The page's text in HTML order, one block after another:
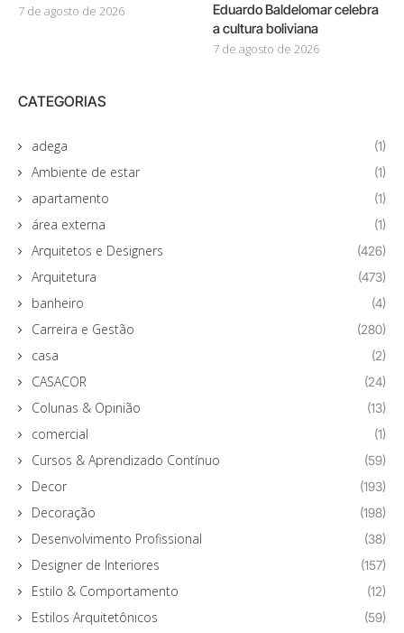
7 de agosto de 2026
Eduardo Baldelomar celebra
a cultura boliviana
7 de agosto de 2026
CATEGORIAS
adega (1)
Ambiente de estar (1)
apartamento (1)
área externa (1)
Arquitetos e Designers (426)
Arquitetura (473)
banheiro (4)
Carreira e Gestão (280)
casa (2)
CASACOR (24)
Colunas & Opinião (13)
comercial (1)
Cursos & Aprendizado Contínuo (59)
Decor (193)
Decoração (198)
Desenvolvimento Profissional (38)
Designer de Interiores (157)
Estilo & Comportamento (12)
Estilos Arquitetônicos (59)